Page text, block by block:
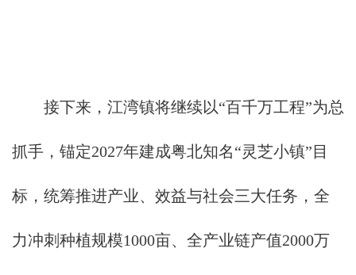
接下来，江湾镇将继续以“百千万工程”为总
抓手，锚定2027年建成粤北知名“灵芝小镇”目
标，统筹推进产业、效益与社会三大任务，全
力冲刺种植规模1000亩、全产业链产值2000万